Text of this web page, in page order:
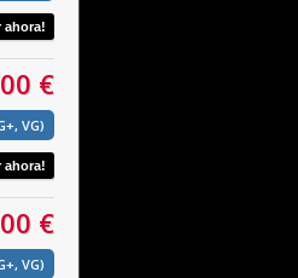
€
VG)
€
VG)